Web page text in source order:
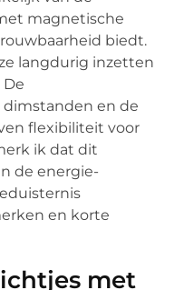
magnetische
biedt.
langdurig inzetten
en de
flexibiliteit voor
ik dat dit
de energie-
en korte
met